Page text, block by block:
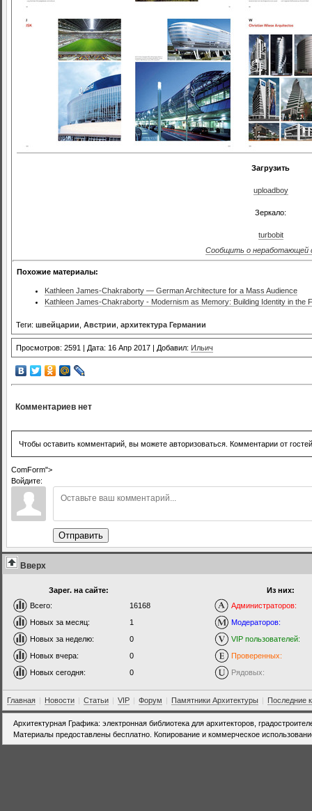
Загрузить
uploadboy
Зеркало:
turbobit
Сообщить о неработающей
Похожие материалы:
Kathleen James-Chakraborty — German Architecture for a Mass Audience
Kathleen James-Chakraborty - Modernism as Memory: Building Identity in the
Теги: швейцарии Австрии архитектура Германии
Просмотров: 2591 | Дата: 16 Апр 2017 | Добавил: Ильич
Комментариев нет
Чтобы оставить комментарий, вы можете авторизоваться. Комментарии от
ComForm">
Войдите:
Отправить
Вверх
Зарег. на сайте:
Всего:
16168
Новых за месяц:
1
Новых за неделю:
0
Новых вчера:
0
Новых сегодня:
0
Из них:
Администраторов:
Модераторов:
VIP пользователей:
Проверенных:
Рядовых:
Главная | Новости | Статьи | VIP | Форум | Памятники Архитектуры | Последние
Архитектурная Графика: электронная библиотека для архитекторов,
Материалы предоставлены бесплатно. Копирование и коммерческое